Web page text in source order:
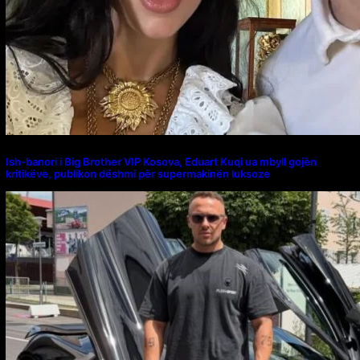
Ish-banori i Big Brother VIP Kosova, Eduart Kuqi ua mbyll gojën
kritikëve, publikon dëshmi për supermakinën luksoze